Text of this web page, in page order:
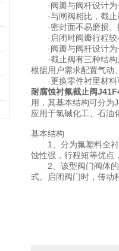
·阀瓣与阀杆设计为
·与闸阀相比，截止
·密封面不易磨损、
·启闭时阀瓣行程较
·阀瓣与阀杆设计为
·截止阀有三种结构
根据用户需求配置气动
·更换零件衬里材料
耐腐蚀衬氟截止阀
用，其基本结构可分为
应用于氯碱化工、石油
基本结构
1、分为氟塑料全衬
蚀性强，行程短等优点
2、该型阀门阀体的
式。启闭阀门时，传动